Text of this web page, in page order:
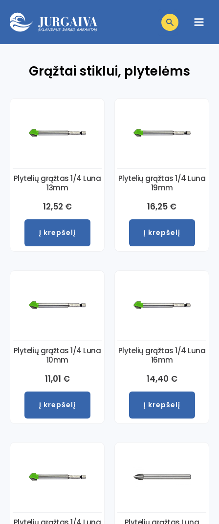
prie
turinio
Products
search
Main
Grąžtai stiklui, plytelėms
Plytelių grąžtas 1/4 Luna
13mm
12,52 €
Į krepšelį
Plytelių grąžtas 1/4 Luna
19mm
16,25 €
Į krepšelį
Plytelių grąžtas 1/4 Luna
10mm
11,01 €
Į krepšelį
Plytelių grąžtas 1/4 Luna
16mm
14,40 €
Į krepšelį